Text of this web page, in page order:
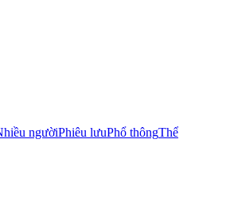
ngườiPhiêu lưuPhổ thôngThể